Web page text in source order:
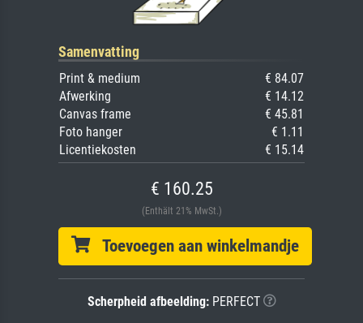
Samenvatting
Print & medium
€ 84.07
Afwerking
€ 14.12
Canvas frame
€ 45.81
Foto hanger
€ 1.11
Licentiekosten
€ 15.14
€ 160.25
(Enthält 21% MwSt.)
Toevoegen aan winkelmandje
Scherpheid afbeelding:PERFECT